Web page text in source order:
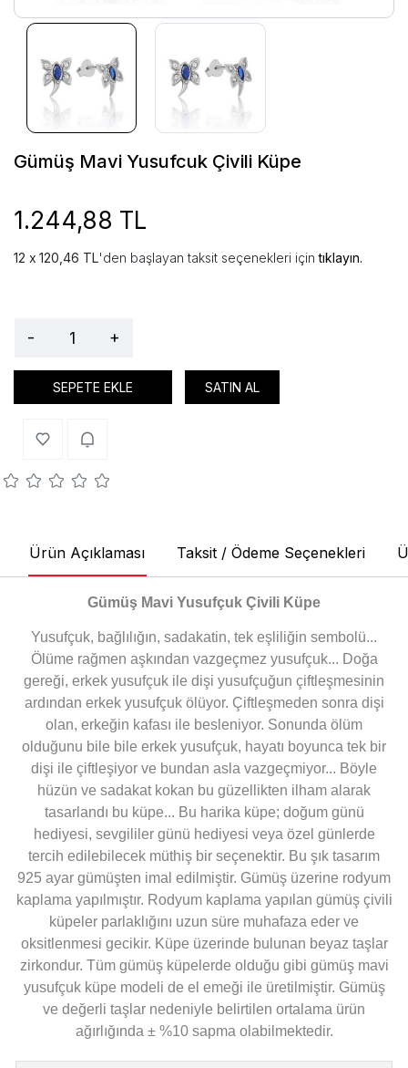
Gümüş Mavi Yusufcuk Çivili Küpe
1.244,88 TL
120,46 TL'den başlayan taksit seçenekleri içintıklayın.
- +
SEPETE EKLE SATIN AL
Ürün Açıklaması Taksit / Ödeme Seçenekleri
Gümüş Mavi Yusufçuk Çivili Küpe
Yusufçuk, bağlılığın, sadakatin, tek eşliliğin sembolü...
Ölüme rağmen aşkından vazgeçmez yusufçuk... Doğa
gereği, erkek yusufçuk ile dişi yusufçuğun çiftleşmesinin
ardından erkek yusufçuk ölüyor. Çiftleşmeden sonra dişi
olan, erkeğin kafası ile besleniyor. Sonunda ölüm
olduğunu bile bile erkek yusufçuk, hayatı boyunca tek bir
dişi ile çiftleşiyor ve bundan asla vazgeçmiyor... Böyle
hüzün ve sadakat kokan bu güzellikten ilham alarak
tasarlandı bu küpe... Bu harika küpe; doğum günü
hediyesi, sevgililer günü hediyesi veya özel günlerde
tercih edilebilecek müthiş bir seçenektir. Bu şık tasarım
925 ayar gümüşten imal edilmiştir. Gümüş üzerine rodyum
kaplama yapılmıştır. Rodyum kaplama yapılan gümüş çivili
küpeler parlaklığını uzun süre muhafaza eder ve
oksitlenmesi gecikir. Küpe üzerinde bulunan beyaz taşlar
zirkondur. Tüm gümüş küpelerde olduğu gibi gümüş mavi
yusufçuk küpe modeli de el emeği ile üretilmiştir. Gümüş
ve değerli taşlar nedeniyle belirtilen ortalama ürün
ağırlığında ± %10 sapma olabilmektedir.